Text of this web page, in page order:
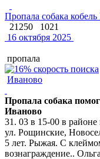
Пропала собака
21250
1021
16 октября 2025
пропала
Иваново
Пропала собака
Иваново
31. 03 в 15-00 в
ул. Рощинские,
5 лет. Рыжая. С
вознаграждение.. Ольга